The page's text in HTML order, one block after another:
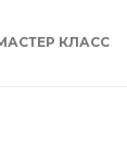
КЛАСС